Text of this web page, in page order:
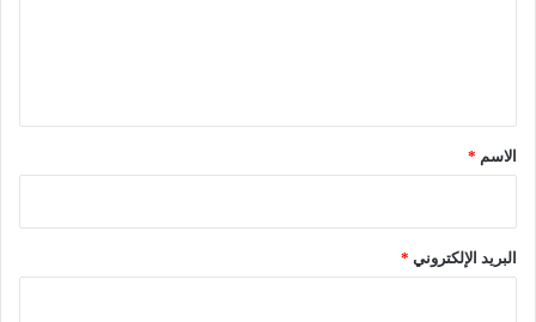
ا
م
ط
ئ
ف
*الاسم *
البريد الإلكتروني *